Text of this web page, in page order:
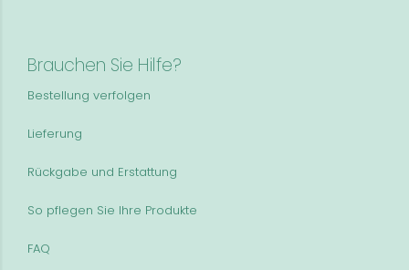
Brauchen Sie Hilfe?
Bestellung verfolgen
Lieferung
Rückgabe und Erstattung
So pflegen Sie Ihre Produkte
FAQ